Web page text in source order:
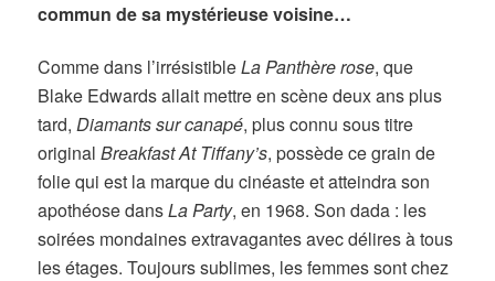
commun de sa mystérieuse voisine…
Comme dans l’irrésistibleLa Panthère rose, que
Blake Edwards allait mettre en scène deux ans plus
tard, Diamants sur canapé, plus connu sous titre
originalBreakfast At Tiffany’s, possède ce grain de
folie qui est la marque du cinéaste et atteindra son
apothéose dansLa Party, en 1968. Son dada : les
soirées mondaines extravagantes avec délires à tous
les étages. Toujours sublimes, les femmes sont chez